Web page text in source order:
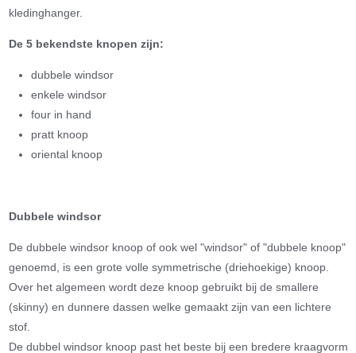
kledinghanger.
De 5 bekendste knopen zijn:
dubbele windsor
enkele windsor
four in hand
pratt knoop
oriental knoop
Dubbele windsor
De dubbele windsor knoop of ook wel "windsor" of "dubbele knoop"
genoemd, is een grote volle symmetrische (driehoekige) knoop.
Over het algemeen wordt deze knoop gebruikt bij de smallere
(skinny) en dunnere dassen welke gemaakt zijn van een lichtere
stof.
De dubbel windsor knoop past het beste bij een bredere kraagvorm